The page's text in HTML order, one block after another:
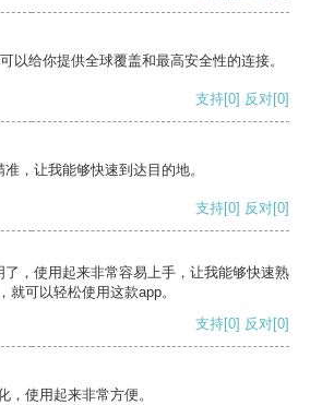
以给你提供全球覆盖和最高安全性的连接。
支持[0] 反对[0]
，让我能够快速到达目的地。
支持[0] 反对[0]
，使用起来非常容易上手，让我能够快速熟
就可以轻松使用这款app。
支持[0] 反对[0]
，使用起来非常方便。